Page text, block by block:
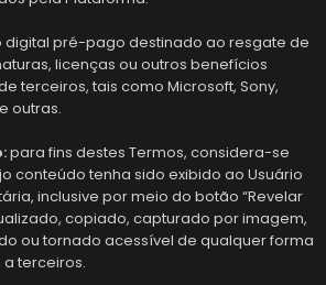
digital pré-pago destinado ao resgate de
licenças ou outros benefícios
terceiros, tais como Microsoft, Sony,
outras.
para fins destes Termos, considera-se
conteúdo tenha sido exibido ao Usuário
inclusive por meio do botão “Revelar
copiado, capturado por imagem,
ou tornado acessível de qualquer forma
terceiros.